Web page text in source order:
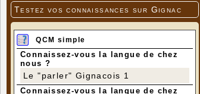
Testez vos connaissances sur Gignac
QCM simple
Connaissez-vous la langue de chez
nous ?
Le "parler" Gignacois 1
Connaissez-vous la langue de chez